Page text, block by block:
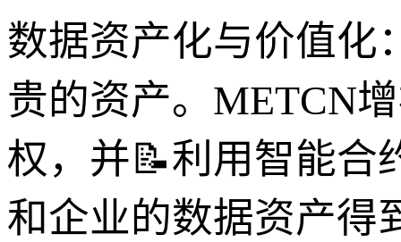
数据资产化与价值化
贵的资产。METCN
权，并📝利用智能合
和企业的数据资产得